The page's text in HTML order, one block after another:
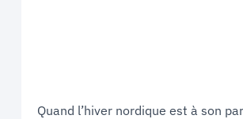
Quand l’hiver nordique est à son